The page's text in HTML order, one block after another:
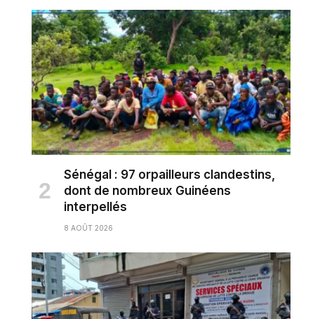
Sénégal : 97 orpailleurs clandestins,
dont de nombreux Guinéens
interpellés
8 AOÛT 2026